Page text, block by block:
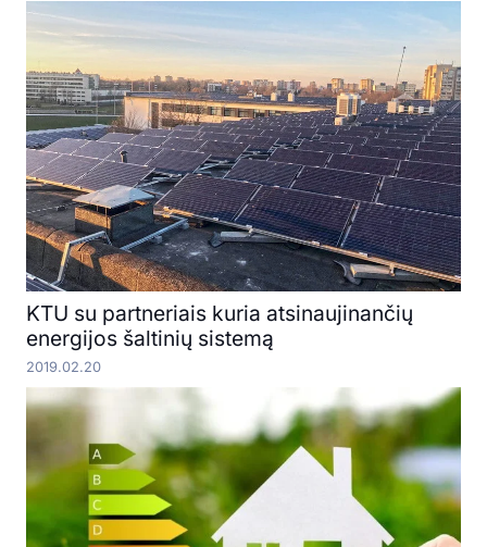
KTU su partneriais kuria atsinaujinančių
energijos šaltinių sistemą
2019.02.20